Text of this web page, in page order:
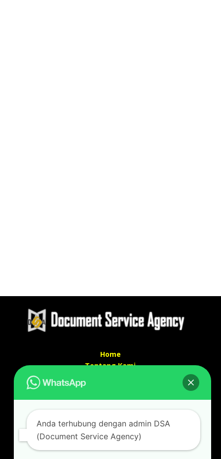
Home
Tentang Kami
Kontak kami
Alamat kantor :
Jl Swadaya Pam No 6 Rt 006 Rw 007 Jatinegara,
Cakung, Jakarta Timur 13930
Anda terhubung dengan admin DSA
(Document Service Agency)